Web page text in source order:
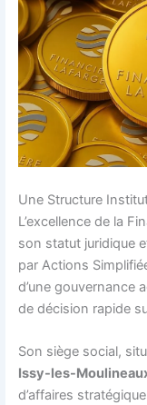
Une Structure
L’excellence de la
son statut juridique
par Actions
d’une gouvernance
de décision rapide
Son siège social,
Issy-les-
d’affaires